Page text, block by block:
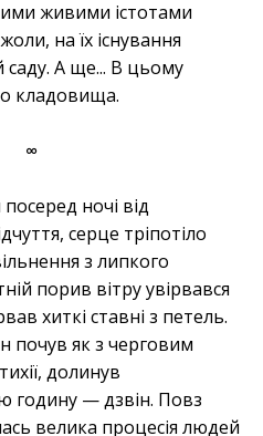
живими істотами
на їх існування
саду. А ще... В цьому
кладовища.
∞
ночі від
серце тріпотіло
з липкого
порив вітру увірвався
хиткі ставні з петель.
почув як з черговим
долинув
годину — дзвін. Повз
велика процесія людей